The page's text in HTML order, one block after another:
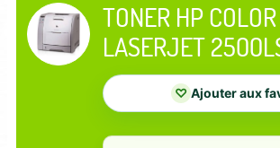
TONER HP COLOR
LASERJET
♡ Ajouter aux